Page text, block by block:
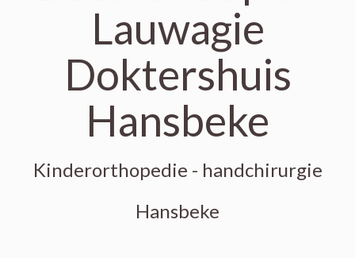
Lauwagie
Doktershuis
Hansbeke
Kinderorthopedie - handchirurgie
Hansbeke